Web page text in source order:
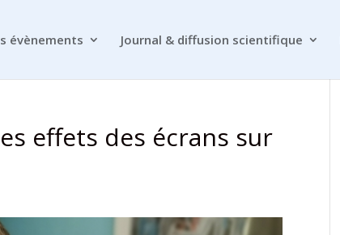
évènements Journal & diffusion scientifique
effets des écrans sur